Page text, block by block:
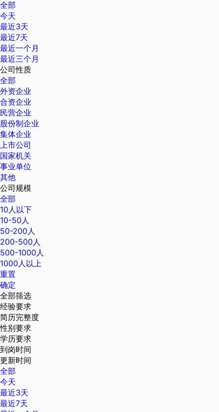
全部
今天
最近3天
最近7天
最近一个月
最近三个月
公司性质
全部
外资企业
合资企业
民营企业
股份制企业
集体企业
上市公司
国家机关
事业单位
其他
公司规模
全部
10人以下
10-50人
50-200人
200-500人
500-1000人
1000人以上
重置
确定
全部筛选
经验要求
简历完整度
性别要求
学历要求
到岗时间
更新时间
全部
今天
最近3天
最近7天